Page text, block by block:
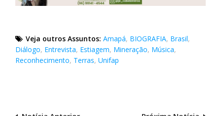
Veja outros Assuntos: Amapá, BIOGRAFIA, Brasil,
Diálogo, Entrevista, Estiagem, Mineração, Música,
Reconhecimento, Terras,Unifap